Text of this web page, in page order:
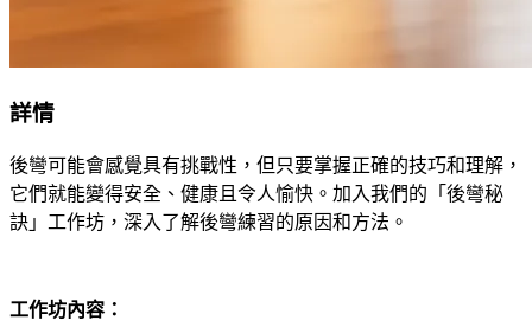
詳情
後彎可能會感覺具有挑戰性，但只要掌握正確的技巧和理解，
它們就能變得安全、健康且令人愉快。加入我們的「後彎秘
訣」工作坊，深入了解後彎練習的原因和方法。
工作坊內容：